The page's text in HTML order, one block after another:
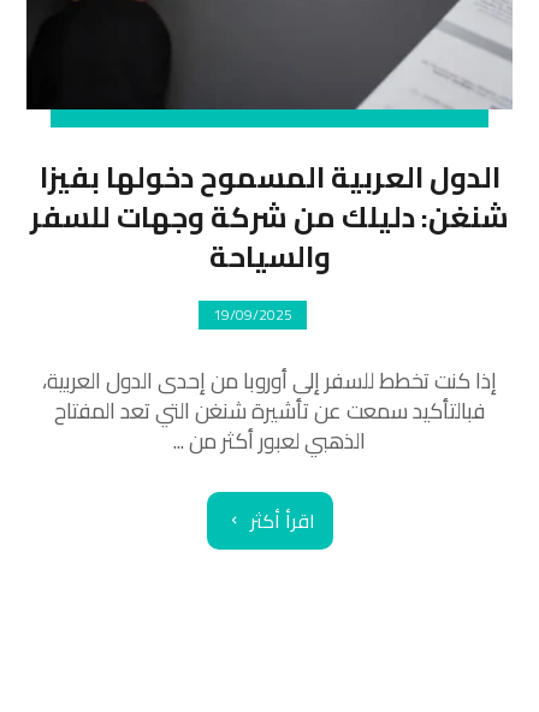
الدول العربية المسموح دخولها بفيزا
شنغن: دليلك من شركة وجهات للسفر
والسياحة
19/09/2025
إذا كنت تخطط للسفر إلى أوروبا من إحدى الدول العربية،
فبالتأكيد سمعت عن تأشيرة شنغن التي تعد المفتاح
الذهبي لعبور أكثر من ...
اقرأ أكثر